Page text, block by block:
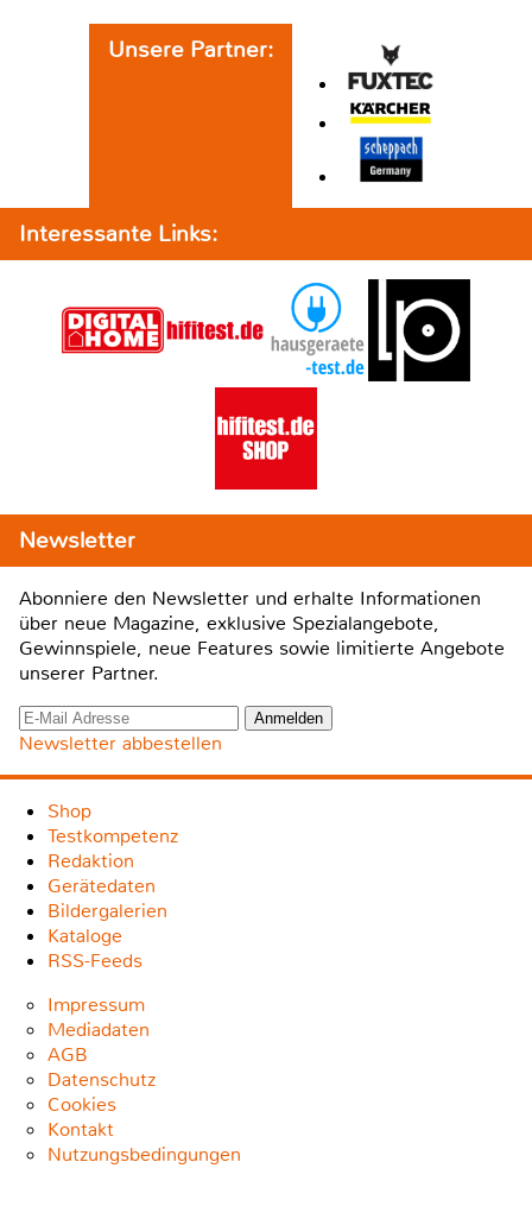
Unsere Partner:
Interessante Links:
Newsletter
Abonniere den Newsletter und erhalte Informationen
über neue Magazine, exklusive Spezialangebote,
Gewinnspiele, neue Features sowie limitierte Angebote
unserer Partner.
Newsletter abbestellen
Shop
Testkompetenz
Redaktion
Gerätedaten
Bildergalerien
Kataloge
RSS-Feeds
Impressum
Mediadaten
AGB
Datenschutz
Cookies
Kontakt
Nutzungsbedingungen